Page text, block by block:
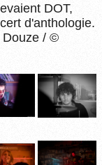
DOT,
d'anthologie.
Douze / ©